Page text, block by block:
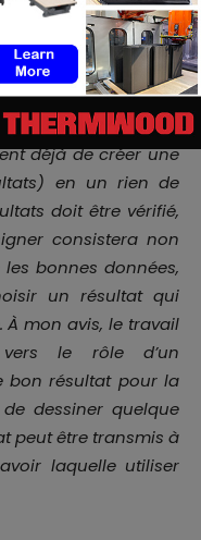
fait d’alimenter un
possibilités.
alimentées par
de texte en
déjà de créer une
en un rien de
doit être vérifié,
consistera non
bonnes données,
un résultat qui
mon avis, le travail
le rôle d’un
bon résultat pour la
dessiner quelque
peut être transmis à
laquelle utiliser